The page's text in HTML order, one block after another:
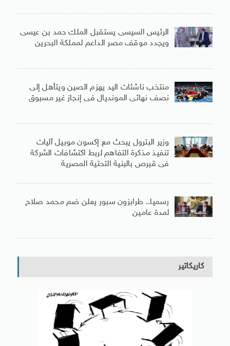
الرئيس السيسى يستقبل الملك حمد بن عيسى
ويجدد موقف مصر الداعم لمملكة البحرين
منتخب ناشئات اليد يهزم الصين ويتأهل إلى
نصف نهائى المونديال فى إنجاز غير مسبوق
وزير البترول يبحث مع إكسون موبيل آليات
تنفيذ مذكرة التفاهم لربط اكتشافات الشركة
فى قبرص بالبنية التحتية المصرية
رسميا.. طرابزون سبور يعلن ضم محمد صلاح
لمدة عامين
كاريكاتير